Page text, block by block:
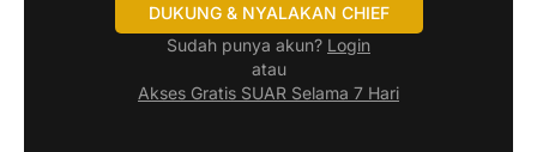
DUKUNG & NYALAKAN CHIEF
Sudah punya akun? Login
atau
Akses Gratis SUAR Selama 7 Hari